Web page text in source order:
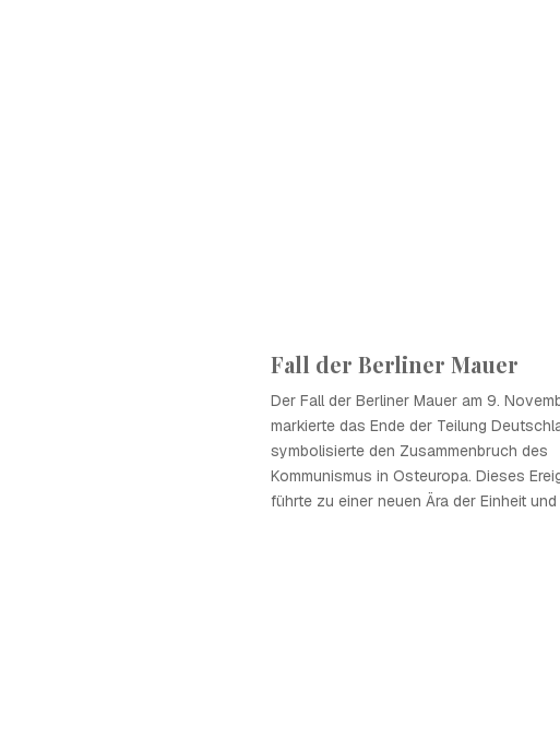
Fall der Berliner Mauer
Der Fall der Berliner Mauer am 9.
markierte das Ende der Teilung
symbolisierte den Zusammenbruch des
Kommunismus in Osteuropa. Dieses
führte zu einer neuen Ära der Einheit und